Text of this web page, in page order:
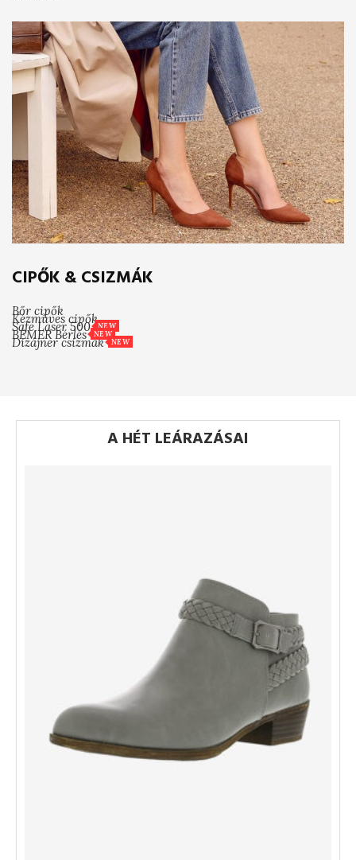
CIPŐK & CSIZMÁK
Bőr cipők
Kézműves cipők
Safe Laser 500 NEW
BEMER Bérlés NEW
Dizájner csizmák NEW
A HÉT LEÁRAZÁSAI